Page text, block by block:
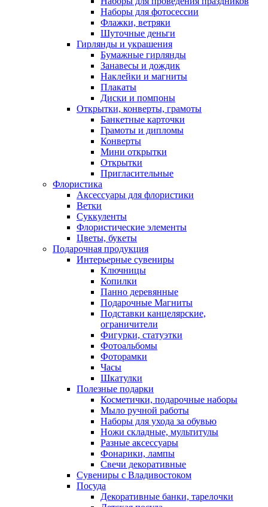
Наборы для фотосессии
Флажки, ветряки
Шуточные деньги
Гирлянды и украшения
Бумажные гирлянды
Занавесы и дождик
Наклейки и магниты
Плакаты
Диски и помпоны
Открытки, конверты, грамоты
Банкетные карточки
Грамоты и дипломы
Конверты
Мини открытки
Открытки
Пригласительные
Флористика
Аксессуары для флористики
Ветки
Суккуленты
Флористические элементы
Цветы, букеты
Подарочная продукция
Интерьерные сувениры
Ключницы
Копилки
Панно деревянные
Подарочные Магниты
Подставки канцелярские,
ограничители
Фигурки, статуэтки
Фотоальбомы
Фоторамки
Часы
Шкатулки
Полезные подарки
Косметички, подарочные наборы
Мыло ручной работы
Наборы для ухода за обувью
Ножи складные, мультитулы
Разные аксессуары
Фонарики, лампы
Свечи декоративные
Сувениры с Владивостоком
Посуда
Декоративные банки, тарелочки